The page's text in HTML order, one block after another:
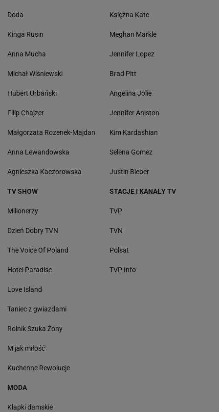
Doda
Kinga Rusin
Anna Mucha
Michał Wiśniewski
Hubert Urbański
Filip Chajzer
Małgorzata Rozenek-Majdan
Anna Lewandowska
Agnieszka Kaczorowska
Księżna Kate
Meghan Markle
Jennifer Lopez
Brad Pitt
Angelina Jolie
Jennifer Aniston
Kim Kardashian
Selena Gomez
Justin Bieber
TV SHOW
Milionerzy
Dzień Dobry TVN
The Voice Of Poland
Hotel Paradise
Love Island
Taniec z gwiazdami
Rolnik Szuka Żony
M jak miłość
Kuchenne Rewolucje
STACJE I KANAŁY TV
TVP
TVN
Polsat
TVP Info
MODA
Klapki damskie